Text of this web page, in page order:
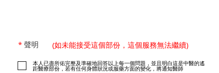
*聲明 (如未能接受這個部份，這個服務無法繼續)
本人已盡所佑完整及準確地回答以上每一個問題，並且明白這是中醫的遙
距醫療部份，若有任何身體狀況或服藥方面的變化，將通知醫師